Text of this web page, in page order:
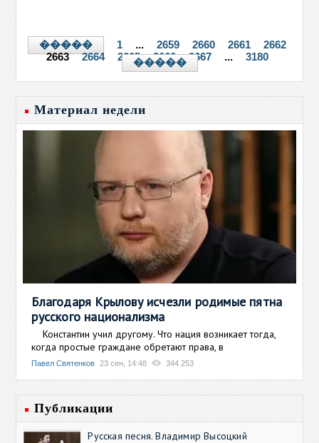
����� 1 ... 2659 2660 2661
2662
2663
2664 2665 2666 2667 ... 3180
�����
Материал недели
Благодаря Крылову исчезли родимые пятна
русского национализма
Константин учил другому. Что нация возникает тогда,
когда простые граждане обретают права, в
Павел Святенков 23 сен, 14:48 344 253
Публикации
Русская песня. Владимир Высоцкий